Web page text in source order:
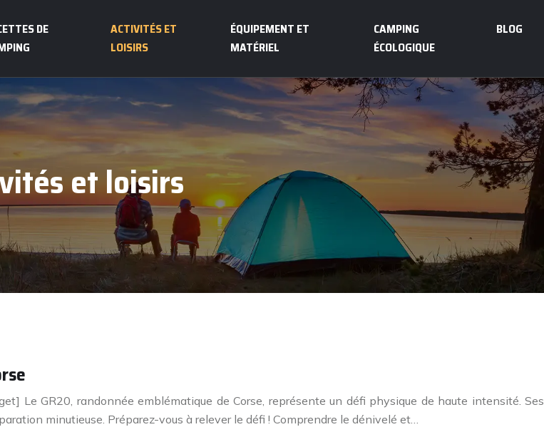
DE
ACTIVITÉS ET
LOISIRS
ÉQUIPEMENT ET
MATÉRIEL
CAMPING
ÉCOLOGIQUE
BLOG
et loisirs
Le GR20, randonnée emblématique de Corse, représente un défi physique de haute intensité. Ses
minutieuse. Préparez-vous à relever le défi ! Comprendre le dénivelé et…